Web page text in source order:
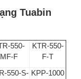
Tuabin
550-
MF-F
KTR-550-
F-T
550-S- KPP-1000